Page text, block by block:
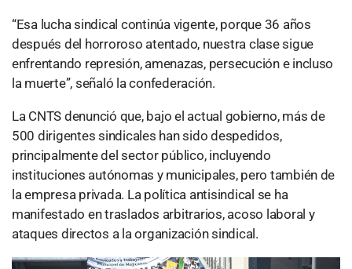
“Esa lucha sindical continúa vigente, porque 36 años
después del horroroso atentado, nuestra clase sigue
enfrentando represión, amenazas, persecución e incluso
la muerte”, señaló la confederación.
La CNTS denunció que, bajo el actual gobierno, más de
500 dirigentes sindicales han sido despedidos,
principalmente del sector público, incluyendo
instituciones autónomas y municipales, pero también de
la empresa privada. La política antisindical se ha
manifestado en traslados arbitrarios, acoso laboral y
ataques directos a la organización sindical.